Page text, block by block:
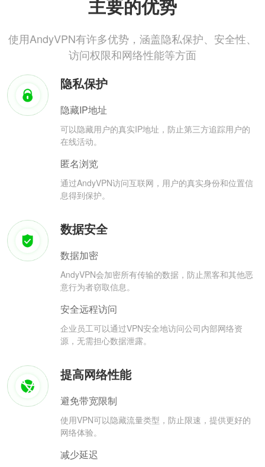
主要的优势
使用AndyVPN有许多优势，涵盖隐私保护、安全性、
访问权限和网络性能等方面
隐私保护
隐藏IP地址
可以隐藏用户的真实IP地址，防止第三方追踪用户的
在线活动。
匿名浏览
通过AndyVPN访问互联网，用户的真实身份和位置信
息得到保护。
数据安全
数据加密
AndyVPN会加密所有传输的数据，防止黑客和其他恶
意行为者窃取信息。
安全远程访问
企业员工可以通过VPN安全地访问公司内部网络资
源，无需担心数据泄露。
提高网络性能
避免带宽限制
使用VPN可以隐藏流量类型，防止限速，提供更好的
网络体验。
减少延迟